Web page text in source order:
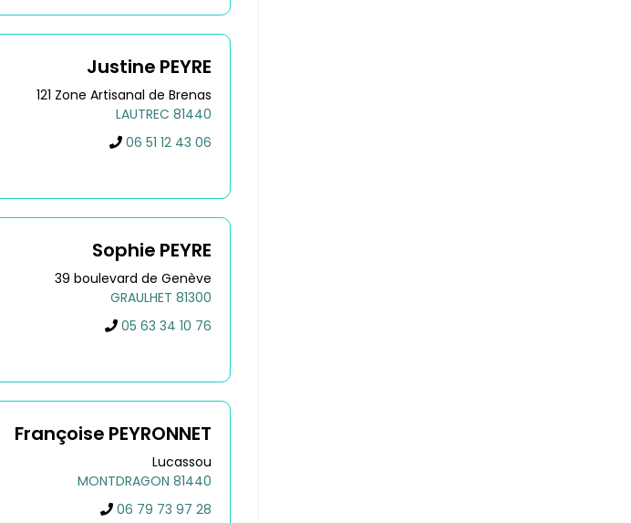
Justine PEYRE
121 Zone Artisanal de Brenas
LAUTREC 81440
06 51 12 43 06
Sophie PEYRE
39 boulevard de Genève
GRAULHET 81300
05 63 34 10 76
Françoise PEYRONNET
Lucassou
MONTDRAGON 81440
06 79 73 97 28